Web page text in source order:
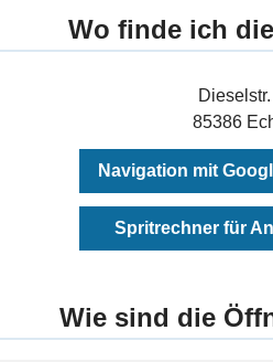
Wo finde ich
85386
Navigation mit
Spritrechner für
Wie sind die